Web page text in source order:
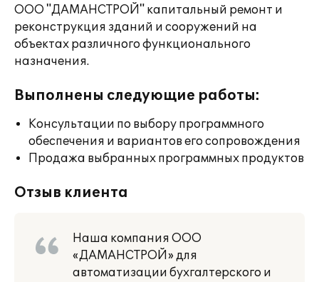
ООО "ДАМАНСТРОЙ" капитальный ремонт и
реконструкция зданий и сооружений на
объектах различного функционального
назначения.
Выполнены следующие работы:
Консультации по выбору программного
обеспечения и вариантов его сопровождения
Продажа выбранных программных продуктов
Отзыв клиента
Наша компания ООО
«ДАМАНСТРОЙ» для
автоматизации бухгалтерского и